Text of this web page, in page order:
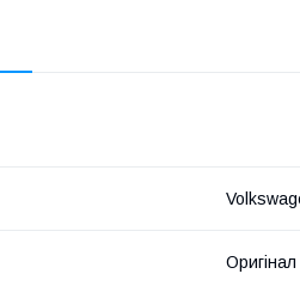
Оригінал